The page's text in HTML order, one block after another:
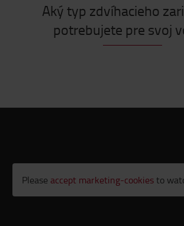
Aký typ zdvíhacieho
potrebujete pre svoj
Please accept marketing-cookiesto